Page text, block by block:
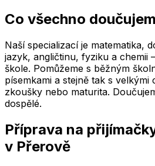
Co všechno
Naší specializací je matematika,
jazyk, angličtinu, fyziku a chemii
škole. Pomůžeme s běžným
písemkami a stejně tak s velkými
zkoušky nebo maturita.
dospělé.
Příprava na
v Přerově